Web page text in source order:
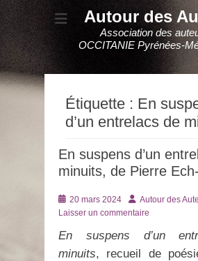
Autour des
Association des
OCCITANIE Pyrénées-
Étiquette : En
d’un entrelacs de
En suspens d’un
minuits, de Pierre
Posté
le
20 mars 2024 AuteurAutour des
Laisser un commentaire
En suspens d’un
minuits, recueil de